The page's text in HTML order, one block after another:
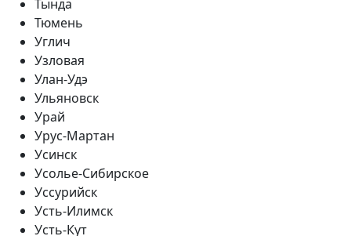
Тында
Тюмень
Углич
Узловая
Улан-Удэ
Ульяновск
Урай
Урус-Мартан
Усинск
Усолье-Сибирское
Уссурийск
Усть-Илимск
Усть-Кут